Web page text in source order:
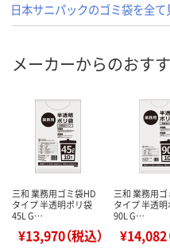
日本サニパックのゴミ袋を全て
メーカーからのおす
三和 業務用ゴミ袋HD
タイプ 半透明ポリ袋
45L G…
¥13,970（税込）
三和 業務用ゴ
タイプ 半透
90L G…
¥14,082